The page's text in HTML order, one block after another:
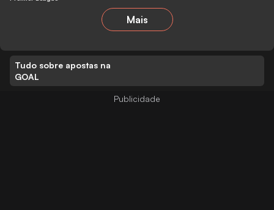
Mais
Tudo sobre apostas na
GOAL